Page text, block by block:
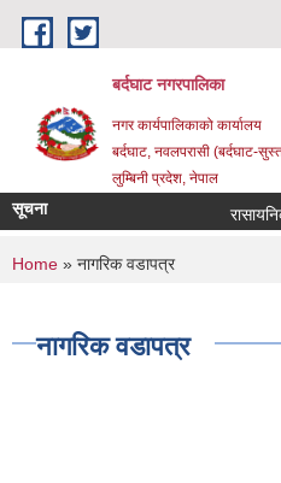
Skip to main content
बर्दघाट नगरपालिका
नगर कार्यपालिकाको कार्यालय
बर्दघाट, नवलपरासी (बर्दघाट-
लुम्बिनी प्रदेश, नेपाल
सूचना
You are here
Home » नागरिक वडापत्र
नागरिक वडापत्र